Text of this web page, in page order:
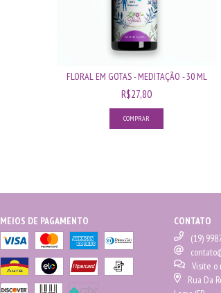
FLORAL EM GOTAS - MEDITAÇÃO - 30 ML
R$27,80
MEIOS DE PAGAMENTO
CONTATO
(19)
Visite o
Rua Da